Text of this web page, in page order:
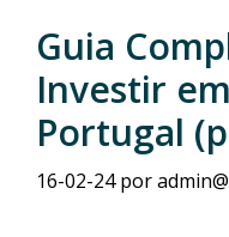
Guia
Investir
Portugal
16-02-24 por